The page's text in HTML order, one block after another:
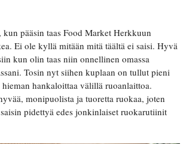
kun pääsin taas Food Market Herkkuun
Ei ole kyllä mitään mitä täältä ei saisi. Hyvä
kun olin taas niin onnellinen omassa
Tosin nyt siihen kuplaan on tullut pieni
hankaloittaa välillä ruoanlaittoa.
monipuolista ja tuoretta ruokaa, joten
pidettyä edes jonkinlaiset ruokarutiinit